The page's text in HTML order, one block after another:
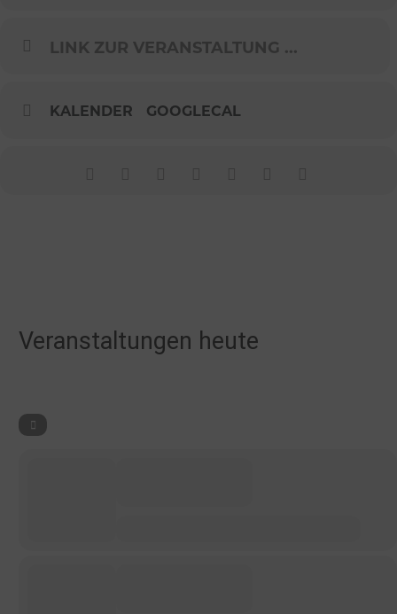
LINK ZUR VERANSTALTUNG ...
KALENDER GOOGLECAL
Veranstaltungen heute